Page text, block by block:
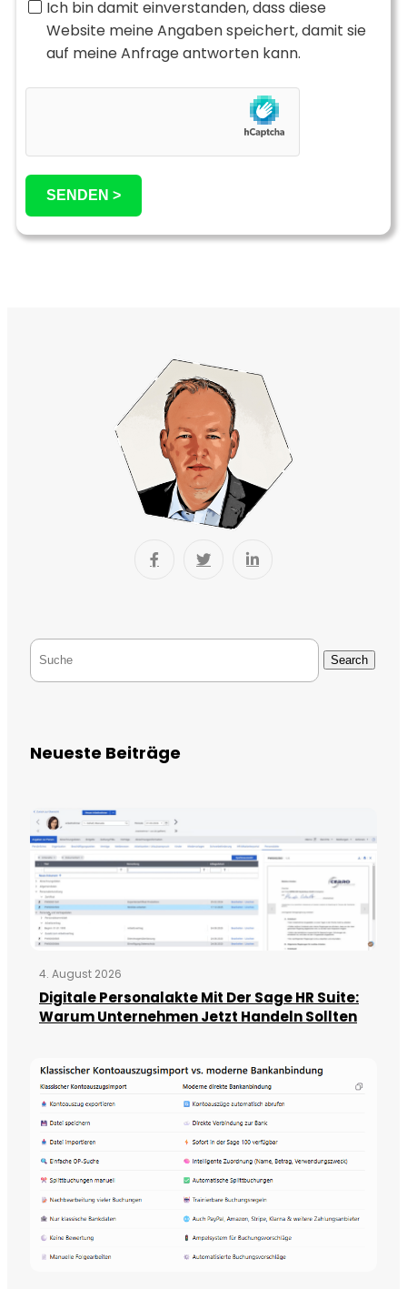
Ich bin damit einverstanden, dass diese
Website meine Angaben speichert, damit sie
auf meine Anfrage antworten kann.
SENDEN >
Search
Neueste Beiträge
4. August 2026
Digitale Personalakte Mit Der Sage HR Suite:
Warum Unternehmen Jetzt Handeln Sollten